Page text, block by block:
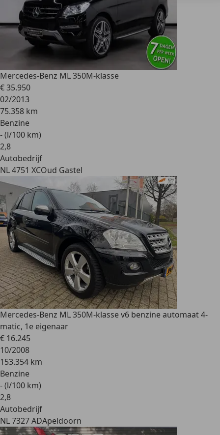
Mercedes-Benz ML 350M-klasse
€ 35.950
02/2013
75.358 km
Benzine
- (l/100 km)
2,8
Autobedrijf
NL 4751 XCOud Gastel
Mercedes-Benz ML 350M-klasse v6 benzine automaat 4-
matic, 1e eigenaar
€ 16.245
10/2008
153.354 km
Benzine
- (l/100 km)
2,8
Autobedrijf
NL 7327 ADApeldoorn